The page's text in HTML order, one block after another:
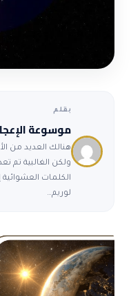
بقلم
موسوعة
هنالك العديد من
ولكن الغالبية تم
الكلمات
لوريم…